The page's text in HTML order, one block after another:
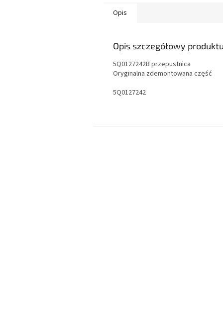
Opis
Opis szczegółowy
5Q0127242B przepustnica
Oryginalna zdemontowana część
5Q0127242